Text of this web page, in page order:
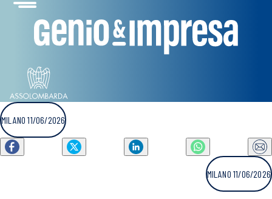
MILANO 11/06/2026
MILANO 11/06/2026